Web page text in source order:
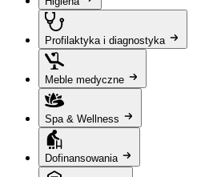
Profilaktyka i diagnostyka
Meble medyczne
Spa & Wellness
Dofinansowania